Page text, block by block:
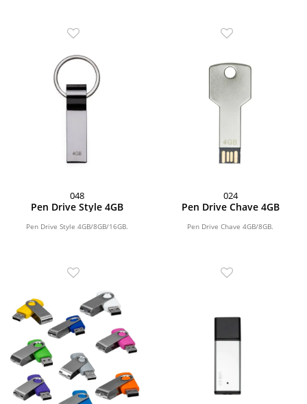
048
Pen Drive Style 4GB
Pen Drive Style 4GB/8GB/16GB.
024
Pen Drive Chave 4GB
Pen Drive Chave 4GB/8GB.